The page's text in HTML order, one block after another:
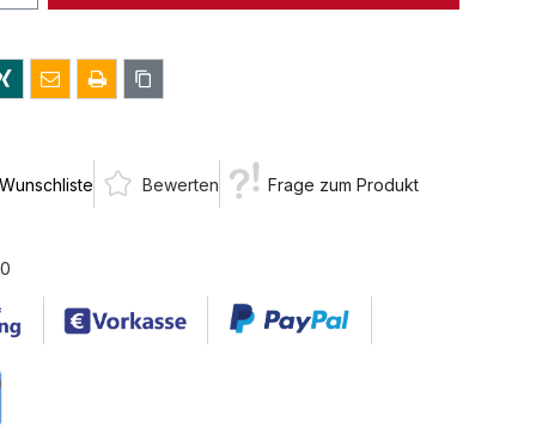
Bewerten Frage zum Produkt